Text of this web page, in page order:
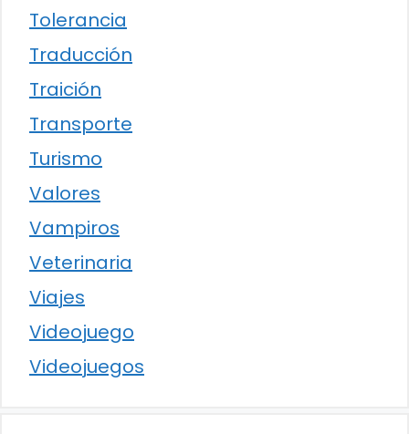
Tolerancia
Traducción
Traición
Transporte
Turismo
Valores
Vampiros
Veterinaria
Viajes
Videojuego
Videojuegos